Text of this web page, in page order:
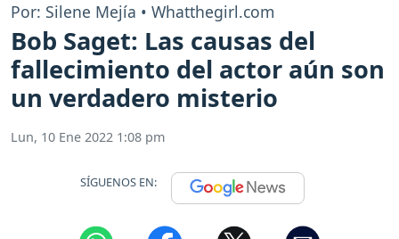
Por: Silene Mejía • Whatthegirl.com
Bob Saget: Las causas del
fallecimiento del actor aún son
un verdadero misterio
Lun, 10 Ene 2022 1:08 pm
SÍGUENOS EN: